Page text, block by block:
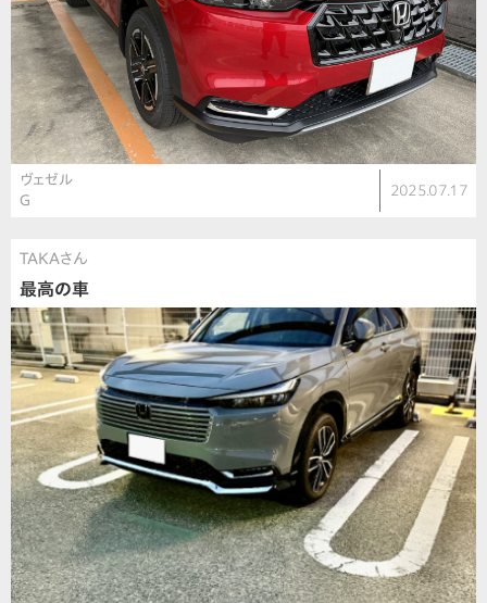
ヴェゼル
G
2025.07.17
TAKAさん
最高の車